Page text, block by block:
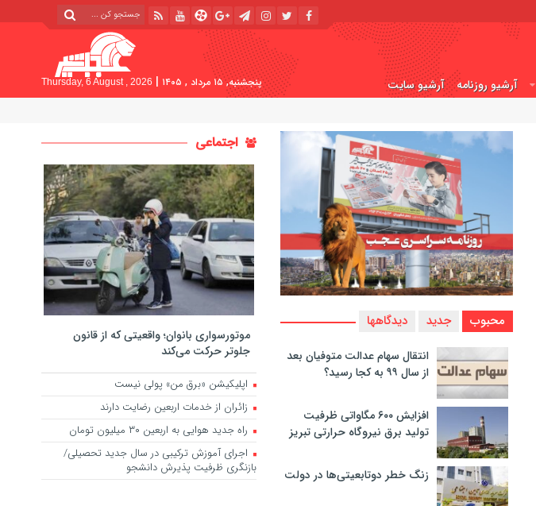
آرشیو روزنامه آرشیو سایت پنجشنبه, ۱۵ مرداد , ۱۴۰۵ |
Thursday, 6 August , 2026
محبوب جدید دیدگاهها
انتقال سهام عدالت متوفیان بعد
از سال ۹۹ به کجا رسید؟
افزایش ۶۰۰ مگاواتی ظرفیت
تولید برق نیروگاه حرارتی تبریز
زنگ خطر دوتابعیتی‌ها در دولت
اجتماعی
موتورسواری بانوان؛ واقعیتی که از قانون
جلوتر حرکت می‌کند
اپلیکیشن «برق من» پولی نیست
زائران از خدمات اربعین رضایت دارند
راه جدید هوایی به اربعین ۳۰ میلیون تومان
اجرای آموزش ترکیبی در سال جدید تحصیلی/
بازنگری ظرفیت پذیرش دانشجو